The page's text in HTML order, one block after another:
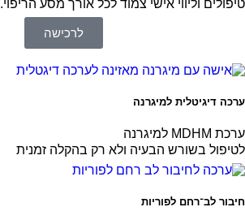
טיפולים וליווי אישי צמוד לכל אורך מסע הריפוי.
לרכישה
ערכה דיגיטלית למיגרנה
ערכת MDHM למיגרנה
לטיפול בשורש הבעיה ולא רק בהקלה זמנית
חיבור לב־רחם לפוריות